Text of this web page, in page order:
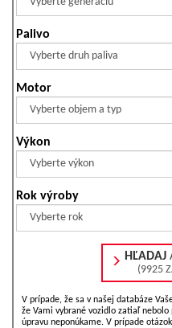
Palivo
Motor
Výkon
Rok výroby
HĽADAJ
(9925
V prípade, že sa v našej databáze
že Vami vybrané vozidlo zatiaľ
úpravu neponúkame. V prípade